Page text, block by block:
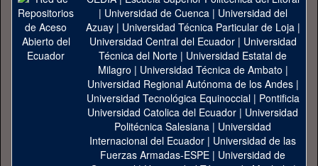
| Universidad de Cuenca| Universidad del
Azuay| Universidad Técnica Particular de Loja|
Universidad Central del Ecuador| Universidad
Técnica del Norte | Universidad Estatal de
Milagro | Universidad Técnica de Ambato |
Universidad Regional Autónoma de los Andes|
Universidad Tecnológica Equinoccial| Pontificia
Universidad Catolica del Ecuador | Universidad
Politécnica Salesiana | Universidad
Internacional del Ecuador | Universidad de las
Fuerzas Armadas-ESPE | Universidad de